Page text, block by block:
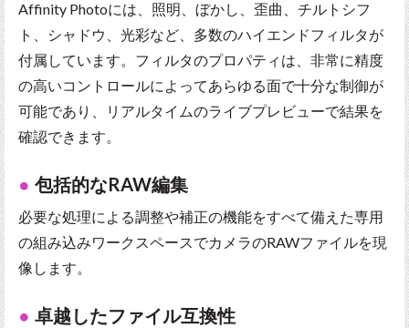
Affinity Photoには、照明、ぼかし、歪曲、チルトシフ
ト、シャドウ、光彩など、多数のハイエンドフィルタが
付属しています。フィルタのプロパティは、非常に精度
の高いコントロールによってあらゆる面で十分な制御が
可能であり、リアルタイムのライブプレビューで結果を
確認できます。
包括的なRAW編集
必要な処理による調整や補正の機能をすべて備えた専用
の組み込みワークスペースでカメラのRAWファイルを現
像します。
卓越したファイル互換性